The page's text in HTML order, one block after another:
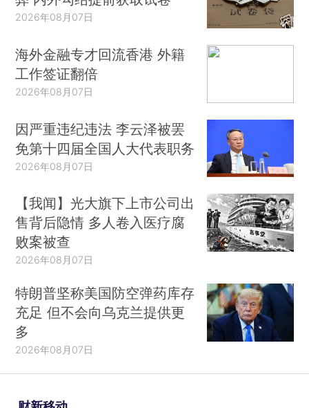
2026年08月07日
海外金融专才回流香港 外籍
工作签证翻倍
2026年08月07日
因严重违纪违法 李云泽被罢
免第十四届全国人大代表职务
2026年08月07日
【我闻】光大旗下上市公司出
售背后隐情 多人卷入医疗腐
败案被查
2026年08月07日
特朗普坚称美国防空弹药库存
充足 但不会向乌克兰提供更
多
2026年08月07日